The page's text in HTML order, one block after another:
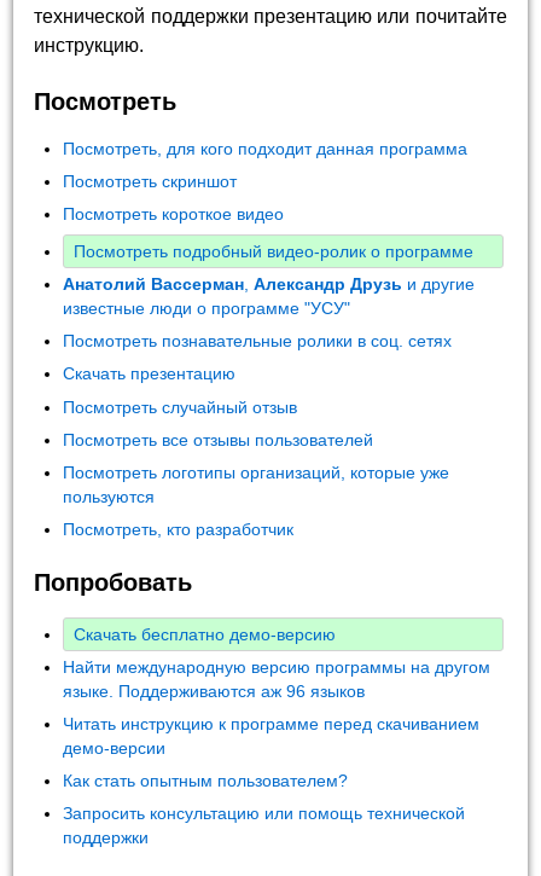
технической поддержки презентацию или почитайте
инструкцию.
Посмотреть
Посмотреть, для кого подходит данная программа
Посмотреть скриншот
Посмотреть короткое видео
Посмотреть подробный видео-ролик о программе
Анатолий Вассерман ,Александр Друзь и другие
известные люди о программе "УСУ"
Посмотреть познавательные ролики в соц. сетях
Скачать презентацию
Посмотреть случайный отзыв
Посмотреть все отзывы пользователей
Посмотреть логотипы организаций, которые уже
пользуются
Посмотреть, кто разработчик
Попробовать
Скачать бесплатно демо-версию
Найти международную версию программы на другом
языке. Поддерживаются аж 96 языков
Читать инструкцию к программе перед скачиванием
демо-версии
Как стать опытным пользователем?
Запросить консультацию или помощь технической
поддержки